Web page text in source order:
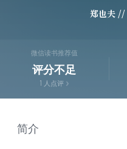
郑也夫 //
微信读书推荐值
评分不足
人点评
简介